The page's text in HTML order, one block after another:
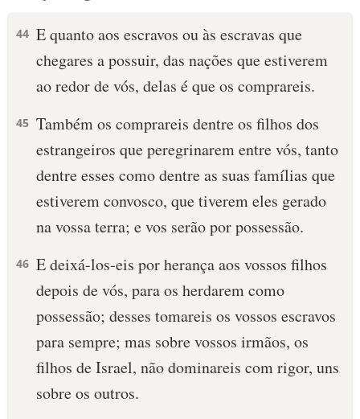
44 E quanto aos escravos ou às escravas que
chegares a possuir, das nações que estiverem
ao redor de vós, delas é que os comprareis.
45 Também os comprareis dentre os filhos dos
estrangeiros que peregrinarem entre vós, tanto
dentre esses como dentre as suas famílias que
estiverem convosco, que tiverem eles gerado
na vossa terra; e vos serão por possessão.
46 E deixá-los-eis por herança aos vossos filhos
depois de vós, para os herdarem como
possessão; desses tomareis os vossos escravos
para sempre; mas sobre vossos irmãos, os
filhos de Israel, não dominareis com rigor, uns
sobre os outros.